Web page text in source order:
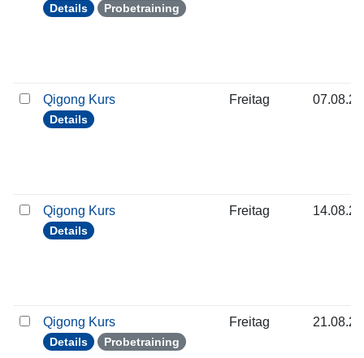
Details Probetraining
Qigong Kurs
Details
Freitag
Qigong Kurs
Details
Freitag
Qigong Kurs
Details Probetraining
Freitag